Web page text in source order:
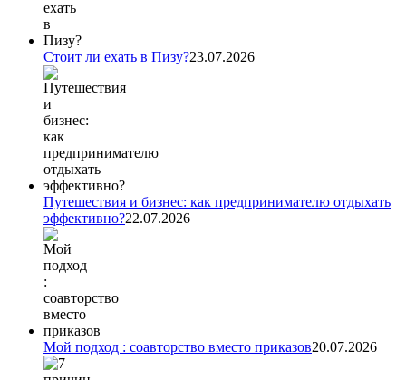
Стоит ли ехать в Пизу?23.07.2026
Путешествия и бизнес: как предпринимателю отдыхать
эффективно?22.07.2026
Мой подход : соавторство вместо приказов20.07.2026